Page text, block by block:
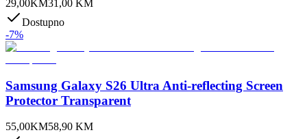
29,00KM31,00 KM
Dostupno
-7%
Samsung Galaxy S26 Ultra Anti-reflecting Screen
Protector Transparent
55,00KM58,90 KM